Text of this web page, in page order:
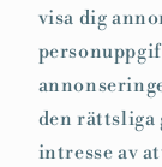
visa dig
den rättsliga
intresse av